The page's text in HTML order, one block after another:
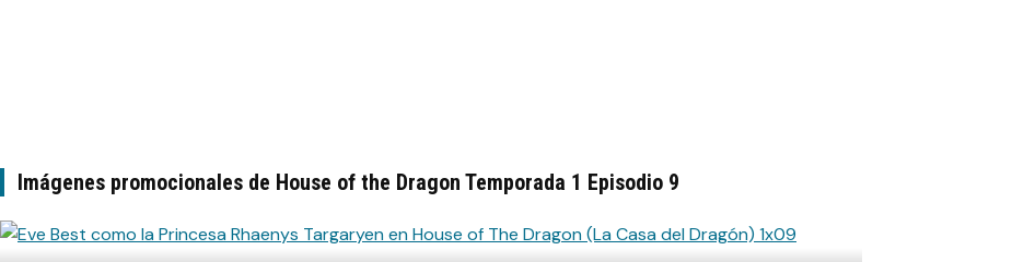
Imágenes promocionales de House of the Dragon Temporada 1 Episodio 9